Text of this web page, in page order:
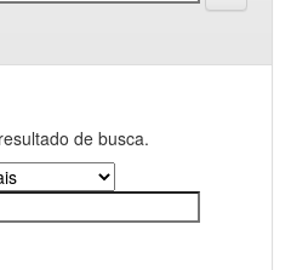
de busca.